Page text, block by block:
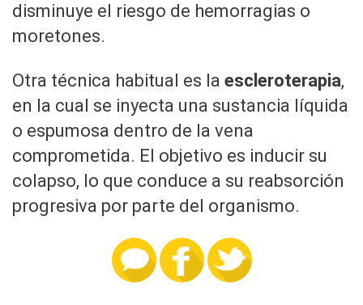
disminuye el riesgo de hemorragias o
moretones.
Otra técnica habitual es la escleroterapia,
en la cual se inyecta una sustancia líquida
o espumosa dentro de la vena
comprometida. El objetivo es inducir su
colapso, lo que conduce a su reabsorción
progresiva por parte del organismo.